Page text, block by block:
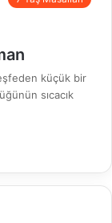
küçük bir
sıcacık